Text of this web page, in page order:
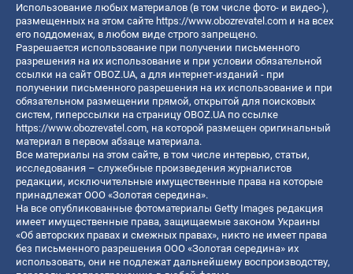
Использование любых материалов (в том числе фото- и видео-),
размещенных на этом сайте https://www.obozrevatel.com и на всех
его поддоменах, в любом виде строго запрещено.
Разрешается использование при получении письменного
разрешения на их использование и при условии обязательной
ссылки на сайт OBOZ.UA, а для интернет-изданий - при
получении письменного разрешения на их использование и при
обязательном размещении прямой, открытой для поисковых
систем, гиперссылки на страницу OBOZ.UA по ссылке
https://www.obozrevatel.com, на которой размещен оригинальный
материал в первом абзаце материала.
Все материалы на этом сайте, в том числе интервью, статьи,
исследования – служебные произведения журналистов
редакции, исключительные имущественные права на которые
принадлежат ООО «Золотая середина».
На все опубликованные фотоматериалы Getty Images редакция
имеет имущественные права, защищаемые законом Украины
«Об авторских правах и смежных правах», никто не имеет права
без письменного разрешения ООО «Золотая середина» их
использовать, они не подлежат дальнейшему воспроизводству,